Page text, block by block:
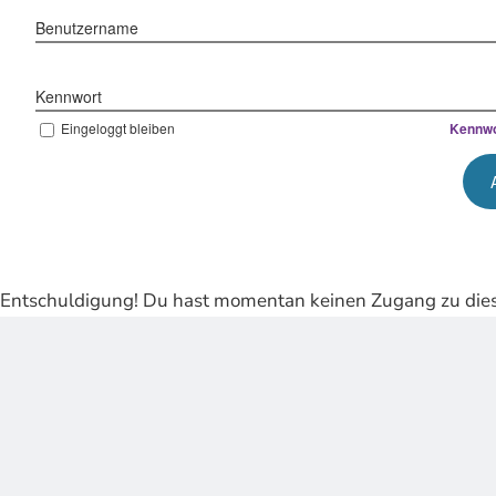
Benutzername
Kennwort
Eingeloggt bleiben
Entschuldigung! Du hast momentan keinen Zugang zu